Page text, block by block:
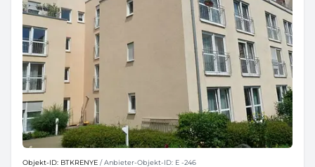
Objekt-ID: BTKRENYE / Anbieter-Objekt-ID: E -246